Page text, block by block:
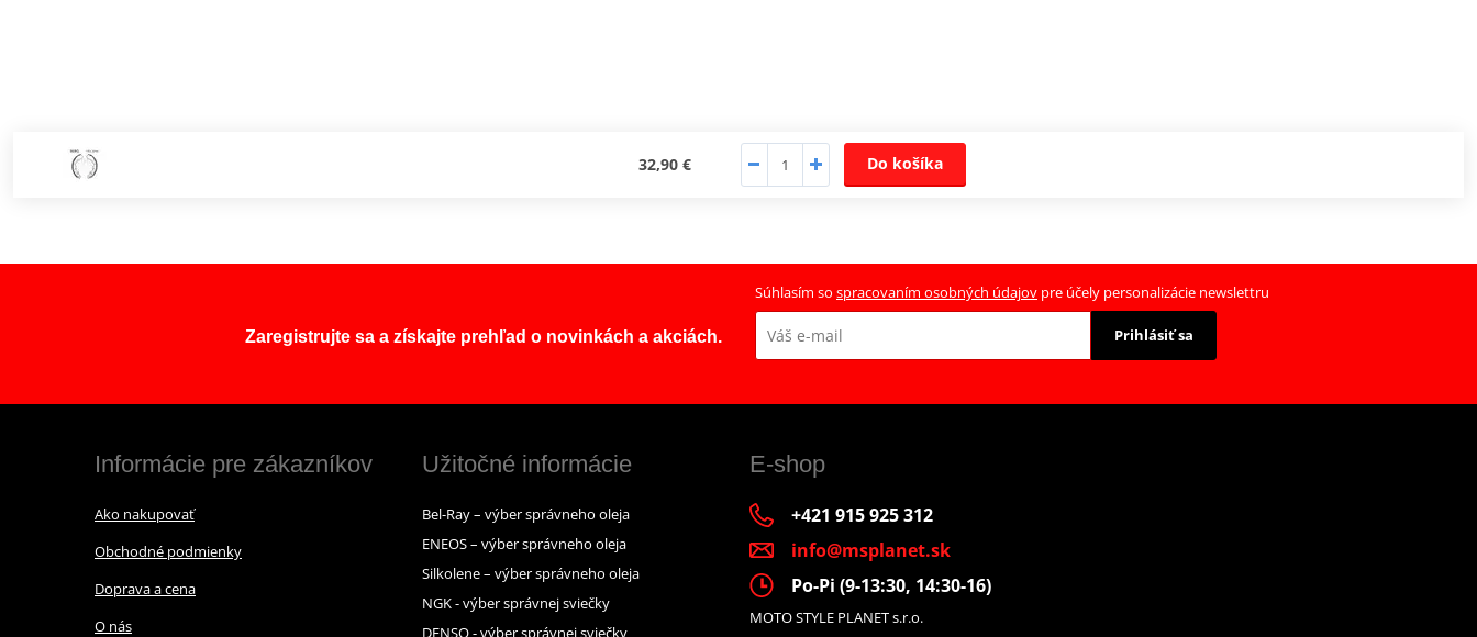
32,90 € Do košíka
Zaregistrujte sa a získajte prehľad o novinkách a akciách.
Súhlasím so spracovaním osobných údajov pre účely personalizácie newslettru
Prihlásiť sa
Informácie pre zákazníkov
Ako nakupovať
Obchodné podmienky
Doprava a cena
O nás
Užitočné informácie
Bel-Ray – výber správneho oleja
ENEOS – výber správneho oleja
Silkolene – výber správneho oleja
NGK - výber správnej sviečky
DENSO - výber správnej sviečky
E-shop
+421 915 925 312
info@msplanet.sk
Po-Pi (9-13:30, 14:30-16)
MOTO STYLE PLANET s.r.o.